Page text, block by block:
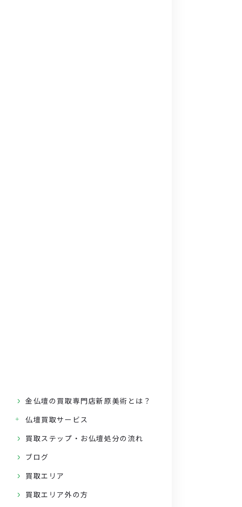
金仏壇の買取専門店新原美術とは？
仏壇買取サービス
買取ステップ・お仏壇処分の流れ
ブログ
買取エリア
買取エリア外の方